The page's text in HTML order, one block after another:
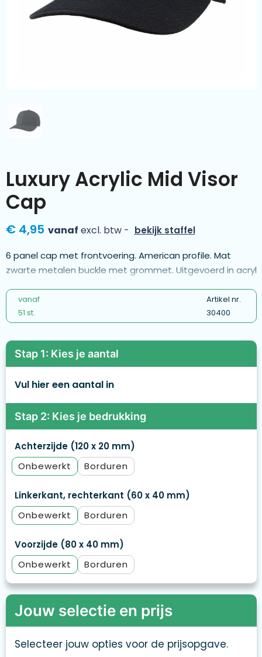
Kleding & textiel
Zomer
Luxury Acrylic Mid Visor
Cap
€ 4,95 vanaf excl. btw - bekijk staffel
6 panel cap met frontvoering. American profile. Mat
zwarte metalen buckle met grommet. Uitgevoerd in acryl
vanaf
51 st.
Artikel nr.
30400
Stap 1: Kies je aantal
Vul hier een aantal in
Stap 2: Kies je bedrukking
Achterzijde (120 x 20 mm)
Onbewerkt
Borduren
Linkerkant, rechterkant (60 x 40 mm)
Onbewerkt
Borduren
Voorzijde (80 x 40 mm)
Onbewerkt
Borduren
Jouw selectie en prijs
Selecteer jouw opties voor de prijsopgave.